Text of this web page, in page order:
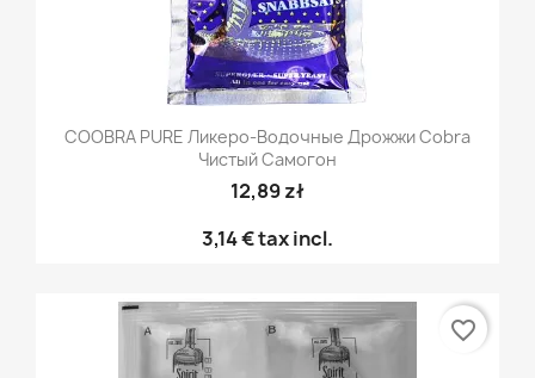
COOBRA PURE Ликеро-Водочные Дрожжи Cobra
Чистый Самогон
12,89 zł
3,14 €tax incl.
favorite_border